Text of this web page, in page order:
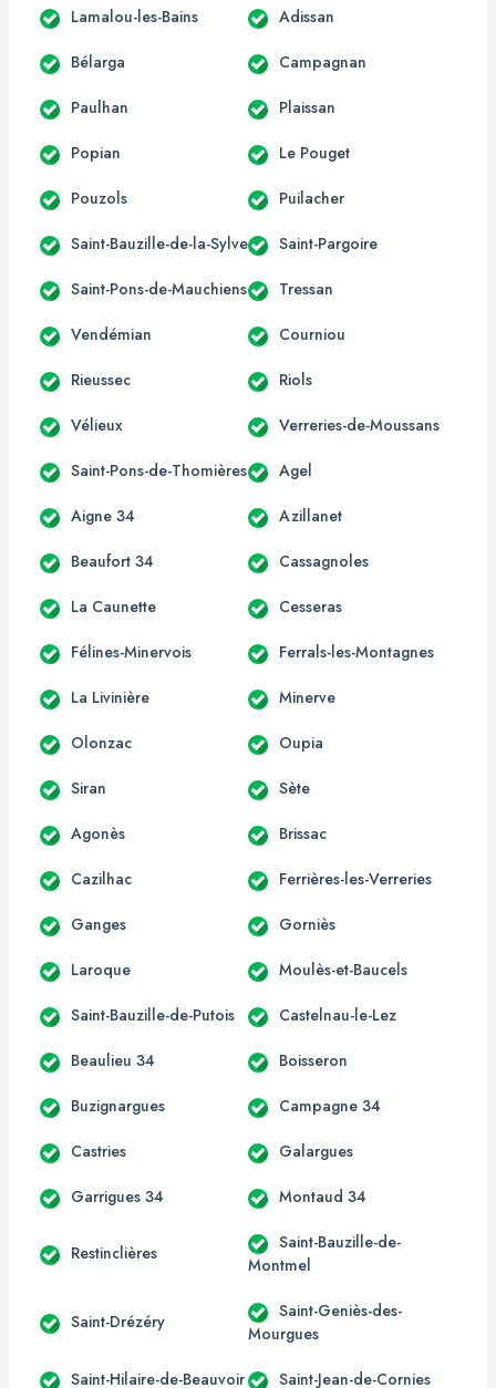
Lamalou-les-Bains Adissan
Bélarga Campagnan
Paulhan Plaissan
Popian Le Pouget
Pouzols Puilacher
Saint-Bauzille-de-la-Sylve Saint-Pargoire
Saint-Pons-de-Mauchiens Tressan
Vendémian Courniou
Rieussec Riols
Vélieux Verreries-de-Moussans
Saint-Pons-de-Thomières Agel
Aigne 34 Azillanet
Beaufort 34 Cassagnoles
La Caunette Cesseras
Félines-Minervois Ferrals-les-Montagnes
La Livinière Minerve
Olonzac Oupia
Siran Sète
Agonès Brissac
Cazilhac Ferrières-les-Verreries
Ganges Gorniès
Laroque Moulès-et-Baucels
Saint-Bauzille-de-Putois Castelnau-le-Lez
Beaulieu 34 Boisseron
Buzignargues Campagne 34
Castries Galargues
Garrigues 34 Montaud 34
Restinclières
Saint-Bauzille-de-
Montmel
Saint-Drézéry
Saint-Geniès-des-
Mourgues
Saint-Hilaire-de-Beauvoir Saint-Jean-de-Cornies